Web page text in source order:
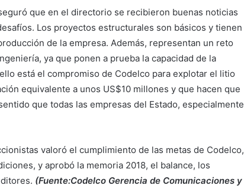
que en el directorio se recibieron buenas noticias
Los proyectos estructurales son básicos y tienen
de la empresa. Además, representan un reto
ya que ponen a prueba la capacidad de la
está el compromiso de Codelco para explotar el litio
equivalente a unos US$10 millones y que hacen que
que todas las empresas del Estado, especialmente
valoró el cumplimiento de las metas de Codelco,
y aprobó la memoria 2018, el balance, los
(Fuente:Codelco Gerencia de Comunicaciones y